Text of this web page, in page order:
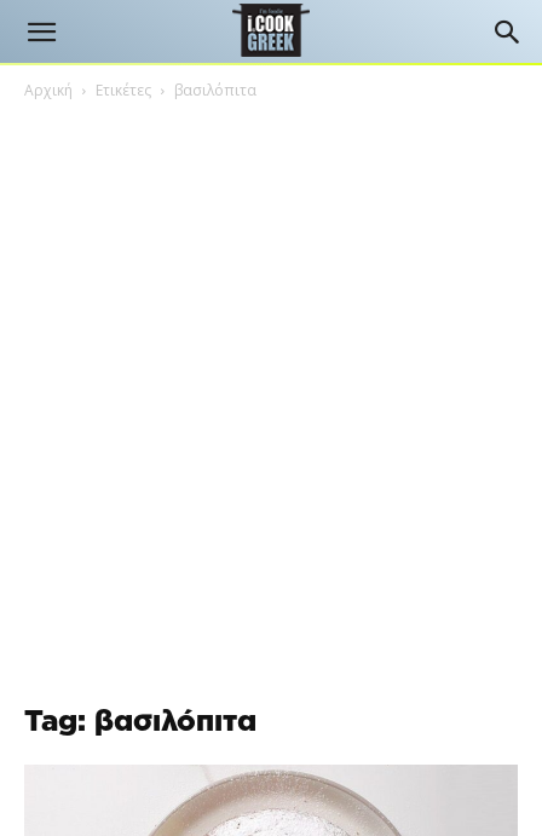
Αρχική Ετικέτες βασιλόπιτα
Tag: βασιλόπιτα